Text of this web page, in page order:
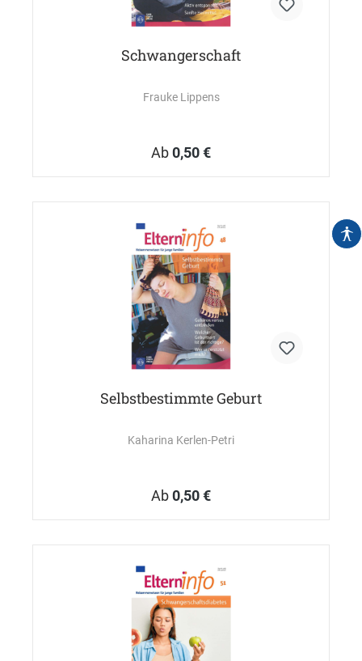
Schwangerschaft
Frauke Lippens
Ab0,50 €
Selbstbestimmte Geburt
Kaharina Kerlen-Petri
Ab0,50 €